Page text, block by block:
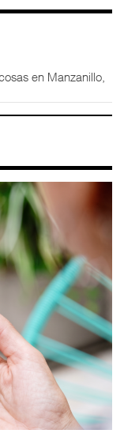
en Manzanillo,